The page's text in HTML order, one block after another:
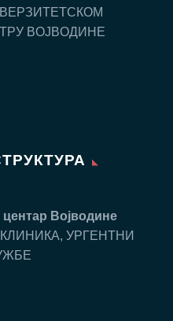
ВOJВOДИНE
центар Воjводине
УРГЕНТНИ